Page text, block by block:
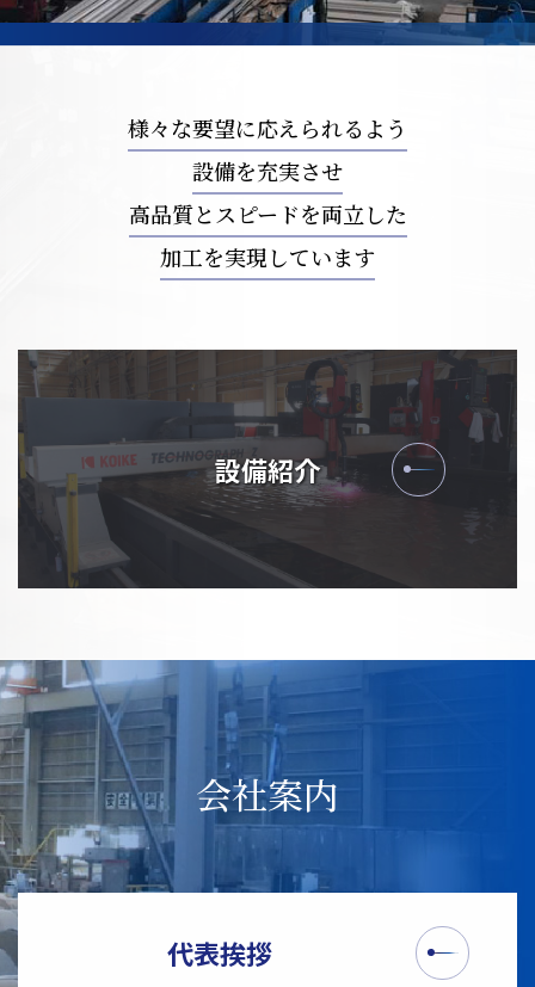
様々な要望に応えられるよう
設備を充実させ
高品質とスピードを両立した
加工を実現しています
設備紹介
会社案内
代表挨拶